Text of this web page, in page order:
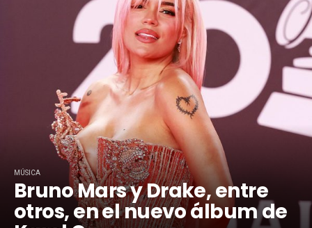
MÚSICA
Bruno Mars y Drake, entre
otros, en el nuevo álbum de